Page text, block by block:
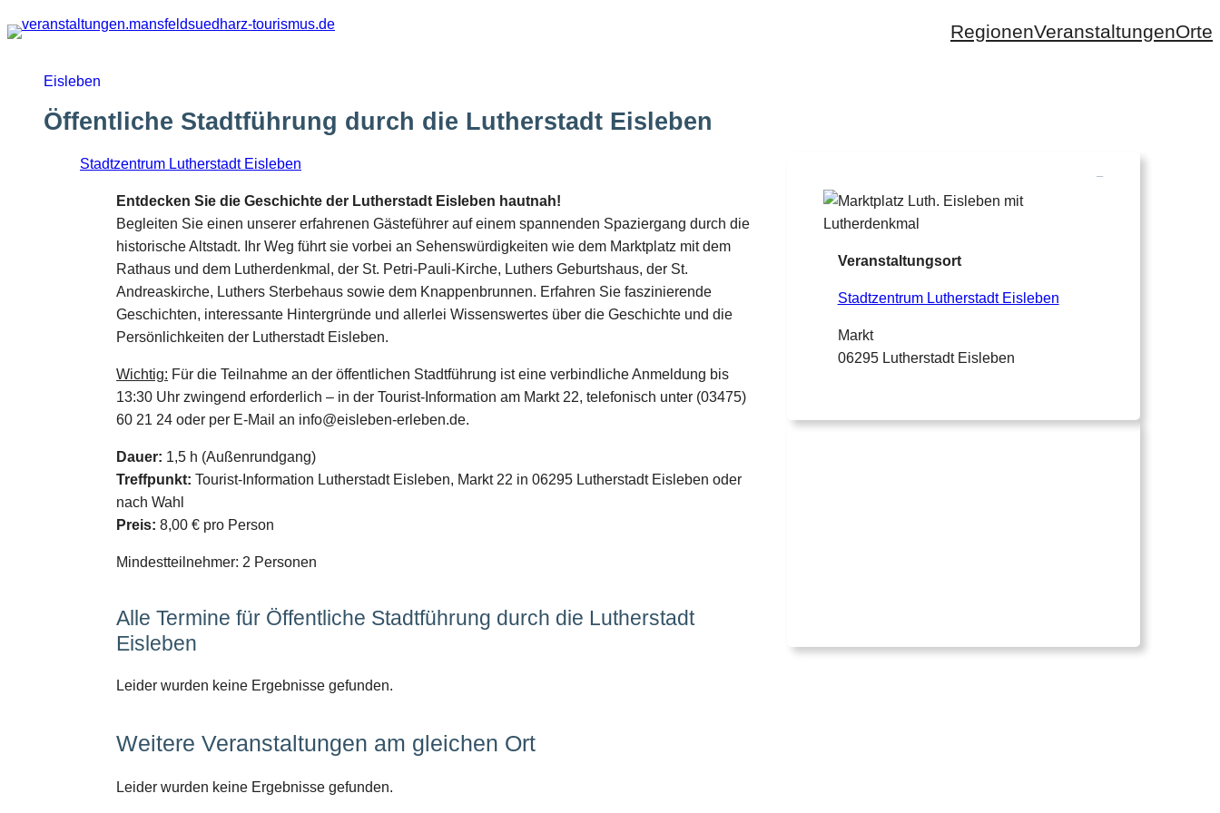
Zum
Inhalt
RegionenVeranstaltungenOrte
Eisleben
Öffentliche Stadtführung durch die Lutherstadt Eisleben
Stadtzentrum Lutherstadt Eisleben
Entdecken Sie die Geschichte der Lutherstadt Eisleben hautnah!
Begleiten Sie einen unserer erfahrenen Gästeführer auf einem spannenden Spaziergang durch die
historische Altstadt. Ihr Weg führt sie vorbei an Sehenswürdigkeiten wie dem Marktplatz mit dem
Rathaus und dem Lutherdenkmal, der St. Petri-Pauli-Kirche, Luthers Geburtshaus, der St.
Andreaskirche, Luthers Sterbehaus sowie dem Knappenbrunnen. Erfahren Sie faszinierende
Geschichten, interessante Hintergründe und allerlei Wissenswertes über die Geschichte und die
Persönlichkeiten der Lutherstadt Eisleben.
Wichtig: Für die Teilnahme an der öffentlichen Stadtführung ist eine verbindliche Anmeldung bis
13:30 Uhr zwingend erforderlich – in der Tourist-Information am Markt 22, telefonisch unter (03475)
60 21 24 oder per E-Mail an info@eisleben-erleben.de.
Dauer: 1,5 h (Außenrundgang)
Treffpunkt: Tourist-Information Lutherstadt Eisleben, Markt 22 in 06295 Lutherstadt Eisleben oder
nach Wahl
Preis: 8,00 € pro Person
Mindestteilnehmer: 2 Personen
Alle Termine für Öffentliche Stadtführung durch die Lutherstadt
Eisleben
Leider wurden keine Ergebnisse gefunden.
–
Veranstaltungsort
Stadtzentrum Lutherstadt Eisleben
Markt
06295 Lutherstadt Eisleben
Weitere Veranstaltungen am gleichen Ort
Leider wurden keine Ergebnisse gefunden.